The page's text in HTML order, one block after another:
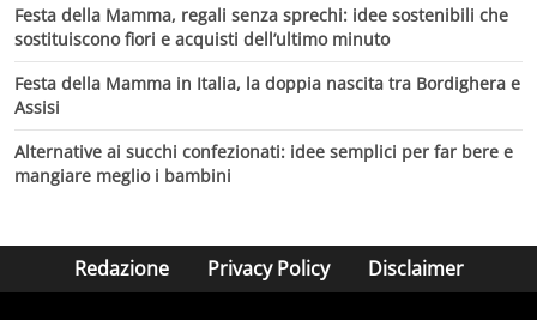
Festa della Mamma, regali senza sprechi: idee sostenibili che
sostituiscono fiori e acquisti dell’ultimo minuto
Festa della Mamma in Italia, la doppia nascita tra Bordighera e
Assisi
Alternative ai succhi confezionati: idee semplici per far bere e
mangiare meglio i bambini
Redazione Privacy Policy Disclaimer